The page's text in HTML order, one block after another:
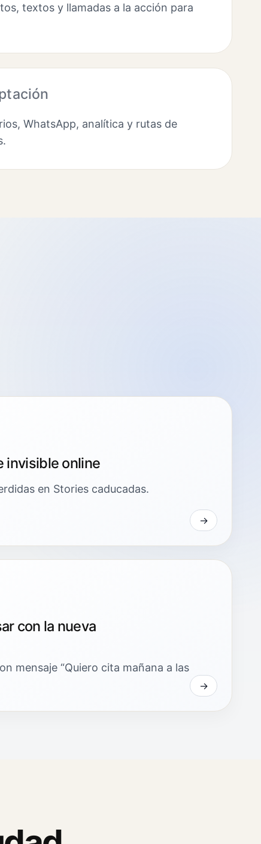
textos y llamadas a la acción para
WhatsApp, analítica y rutas de
invisible online
en Stories caducadas.
con la nueva
mensaje “Quiero cita mañana a las